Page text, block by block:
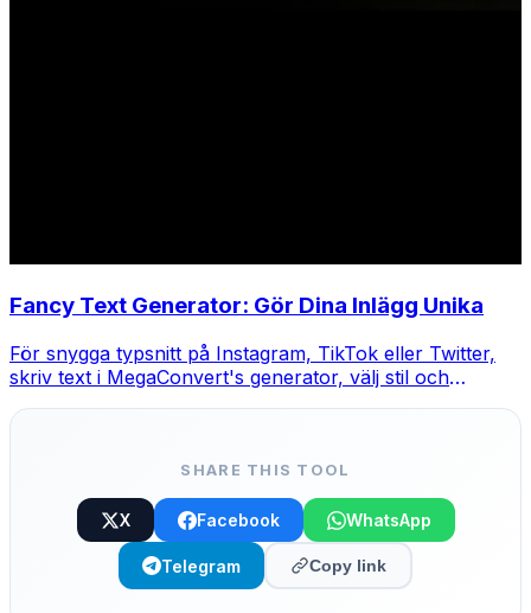
Fancy Text Generator: Gör Dina Inlägg Unika
För snygga typsnitt på Instagram, TikTok eller Twitter,
skriv text i MegaConvert's generator, välj stil och
SHARE THIS TOOL
X Facebook WhatsApp
Telegram Copy link